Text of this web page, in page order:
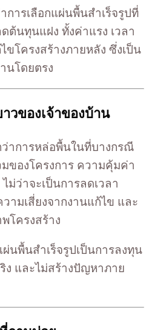
การเลือกแผ่นพื้นสำเร็จรูปที่
ต้นทุนแฝง ทั้งค่าแรง เวลา
ขโครงสร้างภายหลัง ซึ่งเป็น
นโดยตรง
วของเจ้าของบ้าน
าการหล่อพื้นในที่บางกรณี
ของโครงการ ความคุ้มค่า
ม่ว่าจะเป็นการลดเวลา
ามเสี่ยงจากงานแก้ไข และ
โครงสร้าง
นพื้นสำเร็จรูปเป็นการลงทุน
ง และไม่สร้างปัญหาภาย